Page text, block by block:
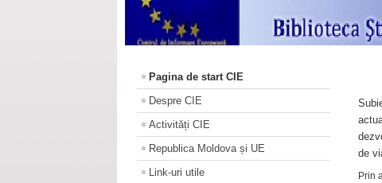
Pagina de start CIE
Despre CIE
Activități CIE
Republica Moldova și UE
Link-uri utile
de
Prin